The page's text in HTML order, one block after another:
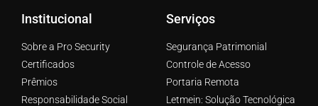
Institucional
Sobre a Pro Security
Certificados
Prêmios
Responsabilidade Social
Serviços
Segurança Patrimonial
Controle de Acesso
Portaria Remota
Letmein: Solução Tecnológica